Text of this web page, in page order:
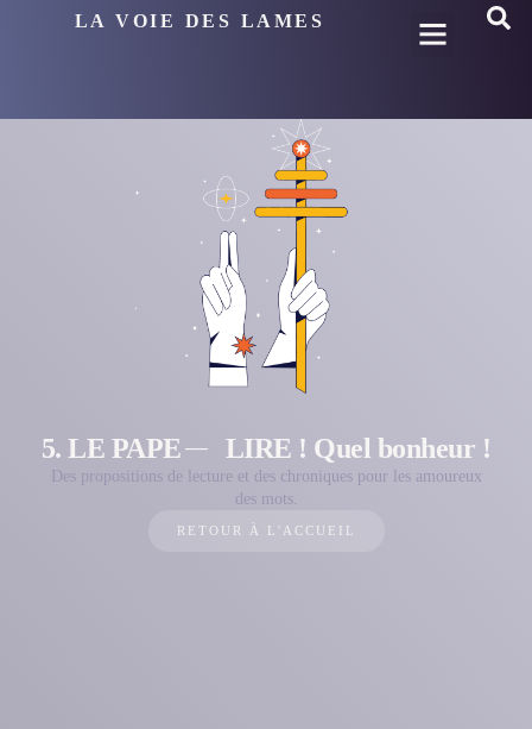
LA VOIE DES LAMES
5. LE PAPE LIRE ! Quel bonheur !
Des propositions de lecture et des chroniques pour les amoureux
des mots.
RETOUR À L'ACCUEIL